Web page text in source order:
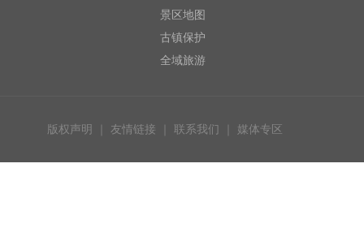
景区地图
古镇保护
全域旅游
版权声明 友情链接 联系我们 媒体专区